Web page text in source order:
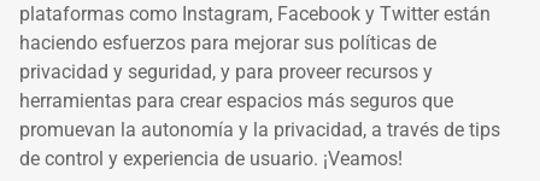
plataformas como Instagram, Facebook y Twitter están
haciendo esfuerzos para mejorar sus políticas de
privacidad y seguridad, y para proveer recursos y
herramientas para crear espacios más seguros que
promuevan la autonomía y la privacidad, a través de tips
de control y experiencia de usuario. ¡Veamos!